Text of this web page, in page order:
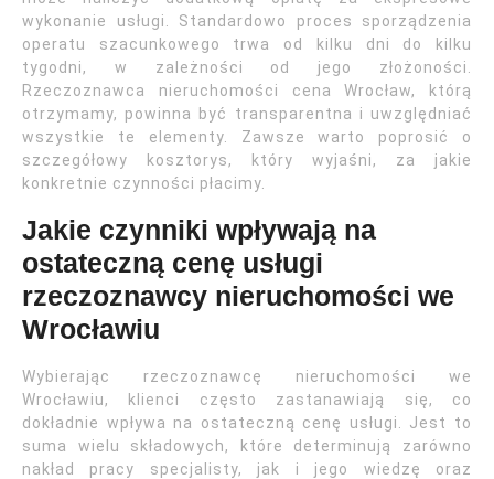
wykonanie usługi. Standardowo proces sporządzenia
operatu szacunkowego trwa od kilku dni do kilku
tygodni, w zależności od jego złożoności.
Rzeczoznawca nieruchomości cena Wrocław, którą
otrzymamy, powinna być transparentna i uwzględniać
wszystkie te elementy. Zawsze warto poprosić o
szczegółowy kosztorys, który wyjaśni, za jakie
konkretnie czynności płacimy.
Jakie czynniki wpływają na
ostateczną cenę usługi
rzeczoznawcy nieruchomości we
Wrocławiu
Wybierając rzeczoznawcę nieruchomości we
Wrocławiu, klienci często zastanawiają się, co
dokładnie wpływa na ostateczną cenę usługi. Jest to
suma wielu składowych, które determinują zarówno
nakład pracy specjalisty, jak i jego wiedzę oraz